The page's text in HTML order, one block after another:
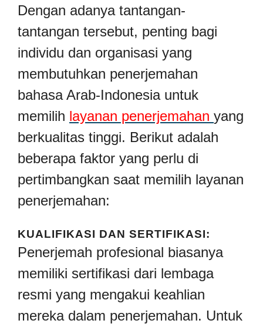
Dengan adanya tantangan-
tantangan tersebut, penting bagi
individu dan organisasi yang
membutuhkan penerjemahan
bahasa Arab-Indonesia untuk
memilih layanan penerjemahan yang
berkualitas tinggi. Berikut adalah
beberapa faktor yang perlu di
pertimbangkan saat memilih layanan
penerjemahan:
KUALIFIKASI DAN SERTIFIKASI:
Penerjemah profesional biasanya
memiliki sertifikasi dari lembaga
resmi yang mengakui keahlian
mereka dalam penerjemahan. Untuk